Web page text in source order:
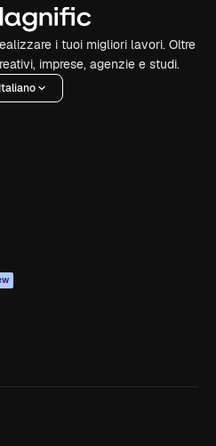
i tuoi migliori lavori. Oltre
imprese, agenzie e studi.
Italiano